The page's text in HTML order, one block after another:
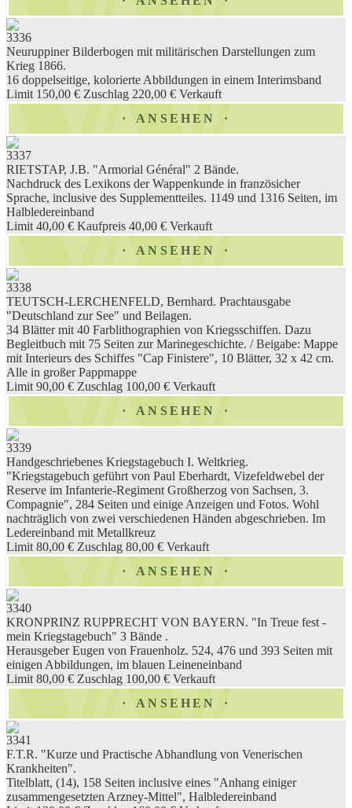
3336
Neuruppiner Bilderbogen mit militärischen Darstellungen zum
Krieg 1866.
16 doppelseitige, kolorierte Abbildungen in einem Interimsband
Limit 150,00 € Zuschlag 220,00 € Verkauft
ANSEHEN
3337
RIETSTAP, J.B. "Armorial Général" 2 Bände.
Nachdruck des Lexikons der Wappenkunde in französicher
Sprache, inclusive des Supplementteiles. 1149 und 1316 Seiten, im
Halbledereinband
Limit 40,00 € Kaufpreis 40,00 € Verkauft
ANSEHEN
3338
TEUTSCH-LERCHENFELD, Bernhard. Prachtausgabe
"Deutschland zur See" und Beilagen.
34 Blätter mit 40 Farblithographien von Kriegsschiffen. Dazu
Begleitbuch mit 75 Seiten zur Marinegeschichte. / Beigabe: Mappe
mit Interieurs des Schiffes "Cap Finistere", 10 Blätter, 32 x 42 cm.
Alle in großer Pappmappe
Limit 90,00 € Zuschlag 100,00 € Verkauft
ANSEHEN
3339
Handgeschriebenes Kriegstagebuch I. Weltkrieg.
"Kriegstagebuch geführt von Paul Eberhardt, Vizefeldwebel der
Reserve im Infanterie-Regiment Großherzog von Sachsen, 3.
Compagnie", 284 Seiten und einige Anzeigen und Fotos. Wohl
nachträglich von zwei verschiedenen Händen abgeschrieben. Im
Ledereinband mit Metallkreuz
Limit 80,00 € Zuschlag 80,00 € Verkauft
ANSEHEN
3340
KRONPRINZ RUPPRECHT VON BAYERN. "In Treue fest -
mein Kriegstagebuch" 3 Bände .
Herausgeber Eugen von Frauenholz. 524, 476 und 393 Seiten mit
einigen Abbildungen, im blauen Leineneinband
Limit 80,00 € Zuschlag 100,00 € Verkauft
ANSEHEN
3341
F.T.R. "Kurze und Practische Abhandlung von Venerischen
Krankheiten".
Titelblatt, (14), 158 Seiten inclusive eines "Anhang einiger
zusammengesetzten Arzney-Mittel", Halbledereinband